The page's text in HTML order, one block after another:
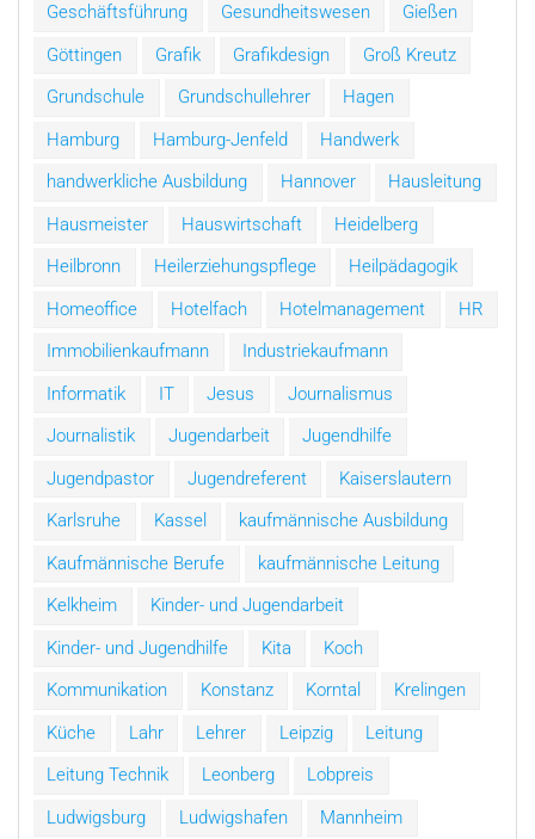
Geschäftsführung
Gesundheitswesen
Gießen
Göttingen
Grafik Grafikdesign
Groß Kreutz
Grundschule
Grundschullehrer
Hagen
Hamburg
Hamburg-Jenfeld
Handwerk
handwerkliche Ausbildung
Hannover
Hausleitung
Hausmeister
Hauswirtschaft
Heidelberg
Heilbronn
Heilerziehungspflege
Heilpädagogik
Homeoffice
Hotelfach Hotelmanagement
HR
Immobilienkaufmann
Industriekaufmann
Informatik
IT Jesus
Journalismus
Journalistik
Jugendarbeit
Jugendhilfe
Jugendpastor
Jugendreferent
Kaiserslautern
Karlsruhe
Kassel
kaufmännische Ausbildung
Kaufmännische Berufe
kaufmännische Leitung
Kelkheim
Kinder- und Jugendarbeit
Kinder- und Jugendhilfe
Kita
Koch
Kommunikation
Konstanz Korntal
Krelingen
Küche
Lahr Lehrer Leipzig
Leitung
Leitung Technik
Leonberg
Lobpreis
Ludwigsburg
Ludwigshafen Mannheim